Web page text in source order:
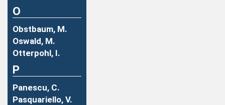
O
Obstbaum, M.
Oswald, M.
Otterpohl, I.
P
Panescu, C.
Pasquariello, V.